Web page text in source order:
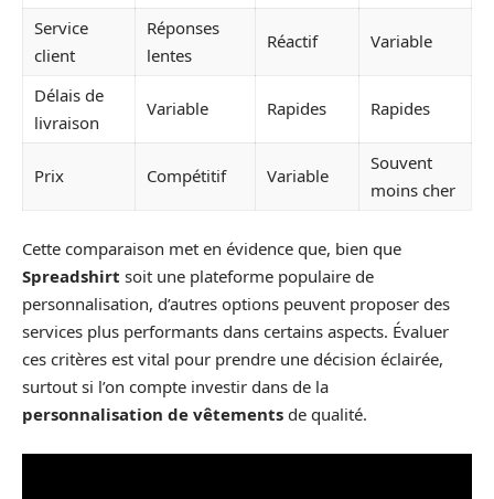
Service
client
Réponses
lentes
Réactif Variable
Délais de
livraison
Variable Rapides Rapides
Prix Compétitif Variable
Souvent
moins cher
Cette comparaison met en évidence que, bien que
Spreadshirt soit une plateforme populaire de
personnalisation, d’autres options peuvent proposer des
services plus performants dans certains aspects. Évaluer
ces critères est vital pour prendre une décision éclairée,
surtout si l’on compte investir dans de la
personnalisation de vêtements de qualité.